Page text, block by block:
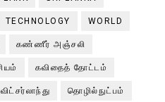
TECHNOLOGY WORLD
கண்ணீர் அஞ்சலி
கவிதைத் தோட்டம்
தொழில்நுட்பம்